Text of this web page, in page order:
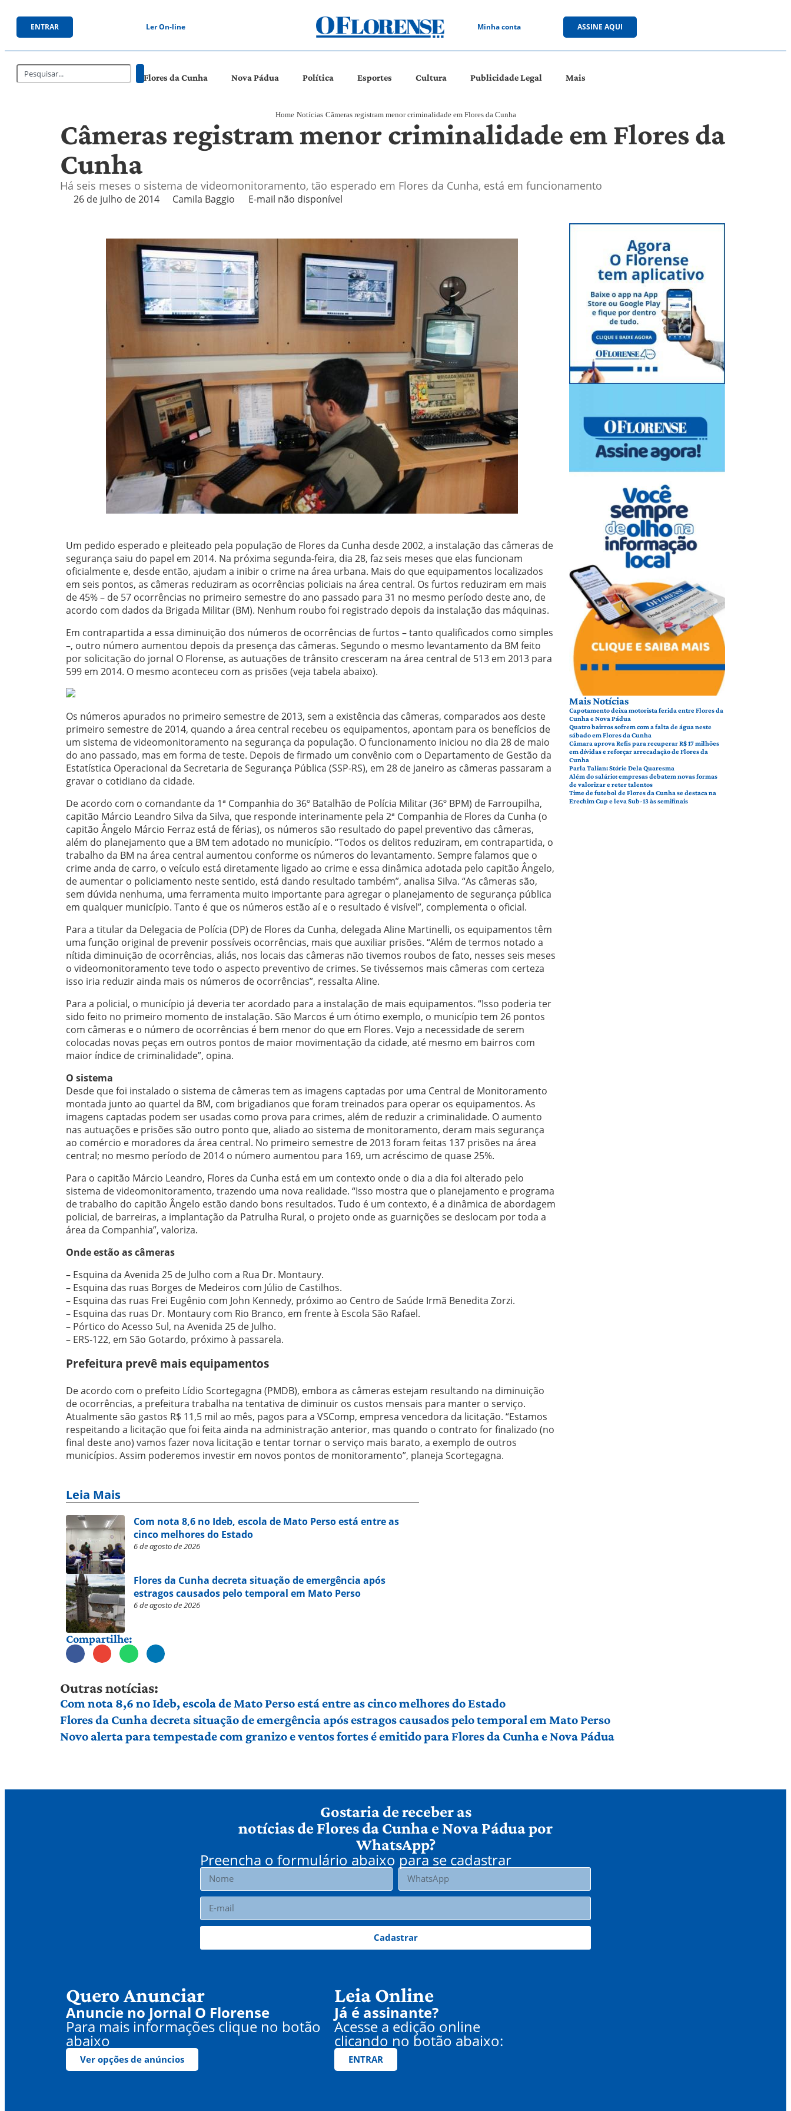
ENTRAR Ler On-line Minha conta ASSINE AQUI
Flores da Cunha Nova Pádua Política Esportes Cultura Publicidade Legal Mais
Home Notícias Câmeras registram menor criminalidade em Flores da Cunha
Câmeras registram menor criminalidade em Flores da
Cunha
Há seis meses o sistema de videomonitoramento, tão esperado em Flores da Cunha, está em funcionamento
26 de julho de 2014 Camila Baggio E-mail não disponível
Um pedido esperado e pleiteado pela população de Flores da Cunha desde 2002, a instalação das câmeras de
segurança saiu do papel em 2014. Na próxima segunda-feira, dia 28, faz seis meses que elas funcionam
oficialmente e, desde então, ajudam a inibir o crime na área urbana. Mais do que equipamentos localizados
em seis pontos, as câmeras reduziram as ocorrências policiais na área central. Os furtos reduziram em mais
de 45% – de 57 ocorrências no primeiro semestre do ano passado para 31 no mesmo período deste ano, de
acordo com dados da Brigada Militar (BM). Nenhum roubo foi registrado depois da instalação das máquinas.
Em contrapartida a essa diminuição dos números de ocorrências de furtos – tanto qualificados como simples
–, outro número aumentou depois da presença das câmeras. Segundo o mesmo levantamento da BM feito
por solicitação do jornal O Florense, as autuações de trânsito cresceram na área central de 513 em 2013 para
599 em 2014. O mesmo aconteceu com as prisões (veja tabela abaixo).
Os números apurados no primeiro semestre de 2013, sem a existência das câmeras, comparados aos deste
primeiro semestre de 2014, quando a área central recebeu os equipamentos, apontam para os benefícios de
um sistema de videomonitoramento na segurança da população. O funcionamento iniciou no dia 28 de maio
do ano passado, mas em forma de teste. Depois de firmado um convênio com o Departamento de Gestão da
Estatística Operacional da Secretaria de Segurança Pública (SSP-RS), em 28 de janeiro as câmeras passaram a
gravar o cotidiano da cidade.
De acordo com o comandante da 1ª Companhia do 36º Batalhão de Polícia Militar (36º BPM) de Farroupilha,
capitão Márcio Leandro Silva da Silva, que responde interinamente pela 2ª Companhia de Flores da Cunha (o
capitão Ângelo Márcio Ferraz está de férias), os números são resultado do papel preventivo das câmeras,
além do planejamento que a BM tem adotado no município. “Todos os delitos reduziram, em contrapartida, o
trabalho da BM na área central aumentou conforme os números do levantamento. Sempre falamos que o
crime anda de carro, o veículo está diretamente ligado ao crime e essa dinâmica adotada pelo capitão Ângelo,
de aumentar o policiamento neste sentido, está dando resultado também”, analisa Silva. “As câmeras são,
sem dúvida nenhuma, uma ferramenta muito importante para agregar o planejamento de segurança pública
em qualquer município. Tanto é que os números estão aí e o resultado é visível”, complementa o oficial.
Para a titular da Delegacia de Polícia (DP) de Flores da Cunha, delegada Aline Martinelli, os equipamentos têm
uma função original de prevenir possíveis ocorrências, mais que auxiliar prisões. “Além de termos notado a
nítida diminuição de ocorrências, aliás, nos locais das câmeras não tivemos roubos de fato, nesses seis meses
o videomonitoramento teve todo o aspecto preventivo de crimes. Se tivéssemos mais câmeras com certeza
isso iria reduzir ainda mais os números de ocorrências”, ressalta Aline.
Para a policial, o município já deveria ter acordado para a instalação de mais equipamentos. “Isso poderia ter
sido feito no primeiro momento de instalação. São Marcos é um ótimo exemplo, o município tem 26 pontos
com câmeras e o número de ocorrências é bem menor do que em Flores. Vejo a necessidade de serem
colocadas novas peças em outros pontos de maior movimentação da cidade, até mesmo em bairros com
maior índice de criminalidade”, opina.
O sistema
Desde que foi instalado o sistema de câmeras tem as imagens captadas por uma Central de Monitoramento
montada junto ao quartel da BM, com brigadianos que foram treinados para operar os equipamentos. As
imagens captadas podem ser usadas como prova para crimes, além de reduzir a criminalidade. O aumento
nas autuações e prisões são outro ponto que, aliado ao sistema de monitoramento, deram mais segurança
ao comércio e moradores da área central. No primeiro semestre de 2013 foram feitas 137 prisões na área
central; no mesmo período de 2014 o número aumentou para 169, um acréscimo de quase 25%.
Para o capitão Márcio Leandro, Flores da Cunha está em um contexto onde o dia a dia foi alterado pelo
sistema de videomonitoramento, trazendo uma nova realidade. “Isso mostra que o planejamento e programa
de trabalho do capitão Ângelo estão dando bons resultados. Tudo é um contexto, é a dinâmica de abordagem
policial, de barreiras, a implantação da Patrulha Rural, o projeto onde as guarnições se deslocam por toda a
área da Companhia”, valoriza.
Onde estão as câmeras
– Esquina da Avenida 25 de Julho com a Rua Dr. Montaury.
– Esquina das ruas Borges de Medeiros com Júlio de Castilhos.
– Esquina das ruas Frei Eugênio com John Kennedy, próximo ao Centro de Saúde Irmã Benedita Zorzi.
– Esquina das ruas Dr. Montaury com Rio Branco, em frente à Escola São Rafael.
– Pórtico do Acesso Sul, na Avenida 25 de Julho.
– ERS-122, em São Gotardo, próximo à passarela.
Prefeitura prevê mais equipamentos
De acordo com o prefeito Lídio Scortegagna (PMDB), embora as câmeras estejam resultando na diminuição
de ocorrências, a prefeitura trabalha na tentativa de diminuir os custos mensais para manter o serviço.
Atualmente são gastos R$ 11,5 mil ao mês, pagos para a VSComp, empresa vencedora da licitação. “Estamos
respeitando a licitação que foi feita ainda na administração anterior, mas quando o contrato for finalizado (no
final deste ano) vamos fazer nova licitação e tentar tornar o serviço mais barato, a exemplo de outros
municípios. Assim poderemos investir em novos pontos de monitoramento”, planeja Scortegagna.
Leia Mais
Com nota 8,6 no Ideb, escola de Mato Perso está entre as
cinco melhores do Estado
6 de agosto de 2026
Flores da Cunha decreta situação de emergência após
estragos causados pelo temporal em Mato Perso
6 de agosto de 2026
Compartilhe:
Mais Notícias
Capotamento deixa motorista ferida entre Flores da
Cunha e Nova Pádua
Quatro bairros sofrem com a falta de água neste
sábado em Flores da Cunha
Câmara aprova Refis para recuperar R$ 17 milhões
em dívidas e reforçar arrecadação de Flores da
Cunha
Parla Talian: Stórie Dela Quaresma
Além do salário: empresas debatem novas formas
de valorizar e reter talentos
Time de futebol de Flores da Cunha se destaca na
Erechim Cup e leva Sub-13 às semifinais
Outras notícias:
Com nota 8,6 no Ideb, escola de Mato Perso está entre as cinco melhores do Estado
Flores da Cunha decreta situação de emergência após estragos causados pelo temporal em Mato Perso
Novo alerta para tempestade com granizo e ventos fortes é emitido para Flores da Cunha e Nova Pádua
Gostaria de receber as
notícias de Flores da Cunha e Nova Pádua por
WhatsApp?
Preencha o formulário abaixo para se cadastrar
Cadastrar
Quero Anunciar
Anuncie no Jornal O Florense
Para mais informações clique no botão
abaixo
Ver opções de anúncios
Leia Online
Já é assinante?
Acesse a edição online
clicando no botão abaixo:
ENTRAR